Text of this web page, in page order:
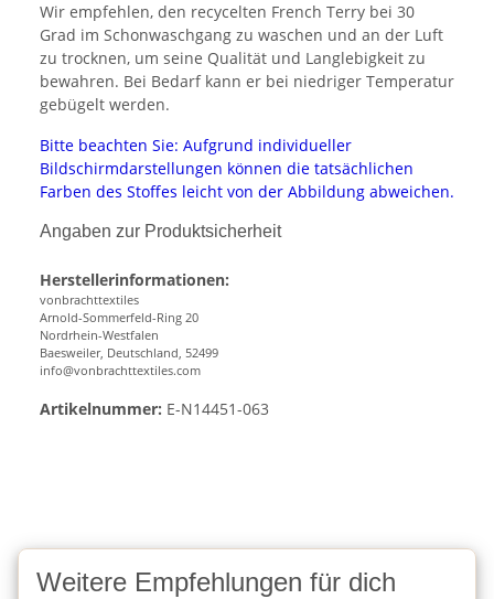
Wir empfehlen, den recycelten French Terry bei 30
Grad im Schonwaschgang zu waschen und an der Luft
zu trocknen, um seine Qualität und Langlebigkeit zu
bewahren. Bei Bedarf kann er bei niedriger Temperatur
gebügelt werden.
Bitte beachten Sie: Aufgrund individueller
Bildschirmdarstellungen können die tatsächlichen
Farben des Stoffes leicht von der Abbildung abweichen.
Angaben zur Produktsicherheit
Herstellerinformationen:
vonbrachttextiles
Arnold-Sommerfeld-Ring 20
Nordrhein-Westfalen
Baesweiler, Deutschland, 52499
info@vonbrachttextiles.com
Artikelnummer: E-N14451-063
Weitere Empfehlungen für dich